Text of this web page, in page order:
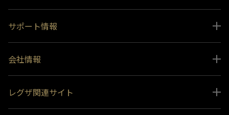
サポート情報
インフォメーション 一覧
よくあるご質問 (FAQ）
お問い合わせ
会社情報
会社概要
レグザ関連サイト